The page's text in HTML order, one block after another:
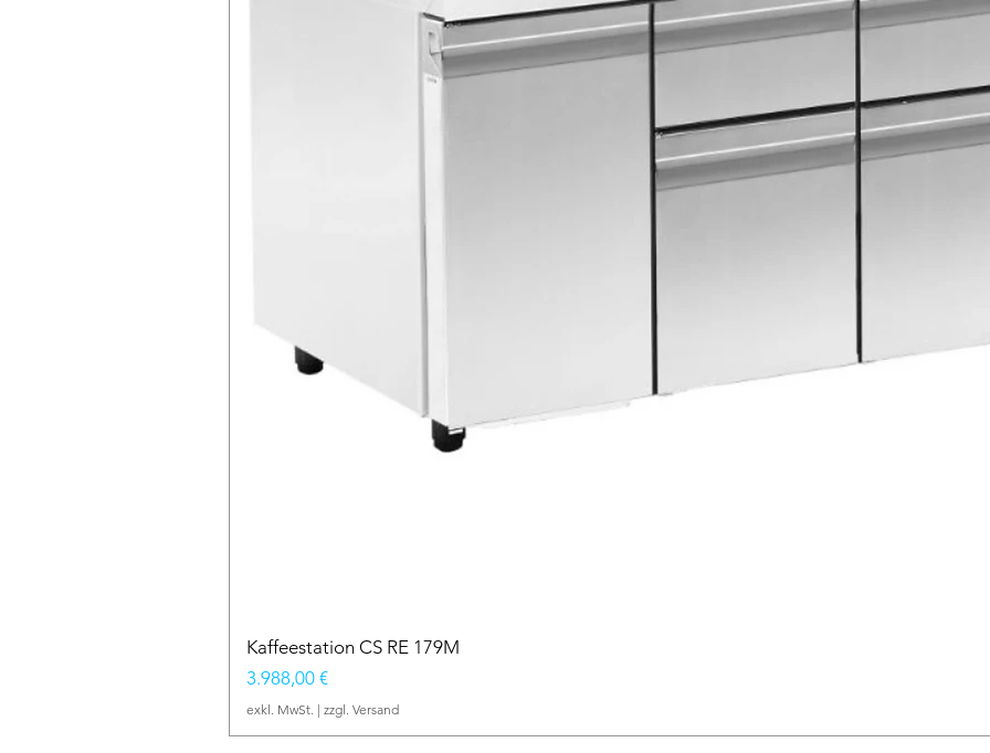
Kaffeestation CS RE 179M
Preis
3.988,00 €
exkl. MwSt. | zzgl. Versand